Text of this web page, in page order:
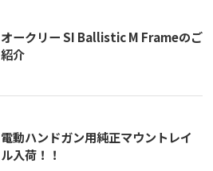
オークリー SI Ballistic M Frameのご
紹介
電動ハンドガン用純正マウントレイ
ル入荷！！